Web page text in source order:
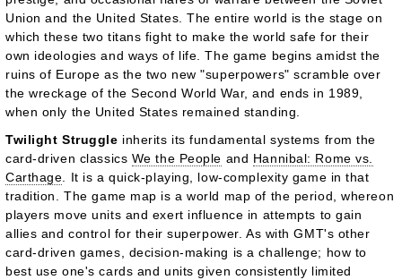
Union and the United States. The entire world is the stage on
which these two titans fight to make the world safe for their
own ideologies and ways of life. The game begins amidst the
ruins of Europe as the two new "superpowers" scramble over
the wreckage of the Second World War, and ends in 1989,
when only the United States remained standing.
Twilight Struggle inherits its fundamental systems from the
card-driven classics We the People and Hannibal: Rome vs.
Carthage . It is a quick-playing, low-complexity game in that
tradition. The game map is a world map of the period, whereon
players move units and exert influence in attempts to gain
allies and control for their superpower. As with GMT's other
card-driven games, decision-making is a challenge; how to
best use one's cards and units given consistently limited